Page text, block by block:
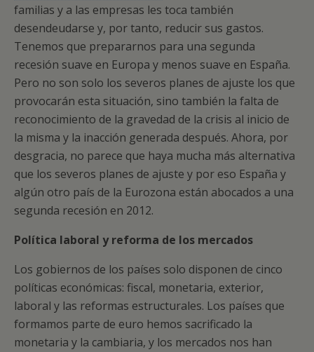
familias y a las empresas les toca también
desendeudarse y, por tanto, reducir sus gastos.
Tenemos que prepararnos para una segunda
recesión suave en Europa y menos suave en España.
Pero no son solo los severos planes de ajuste los que
provocarán esta situación, sino también la falta de
reconocimiento de la gravedad de la crisis al inicio de
la misma y la inacción generada después. Ahora, por
desgracia, no parece que haya mucha más alternativa
que los severos planes de ajuste y por eso España y
algún otro país de la Eurozona están abocados a una
segunda recesión en 2012.
Política laboral y reforma de los mercados
Los gobiernos de los países solo disponen de cinco
políticas económicas: fiscal, monetaria, exterior,
laboral y las reformas estructurales. Los países que
formamos parte de euro hemos sacrificado la
monetaria y la cambiaria, y los mercados nos han